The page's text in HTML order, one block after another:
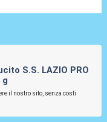
S.S. LAZIO PRO
g
il nostro sito, senza costi